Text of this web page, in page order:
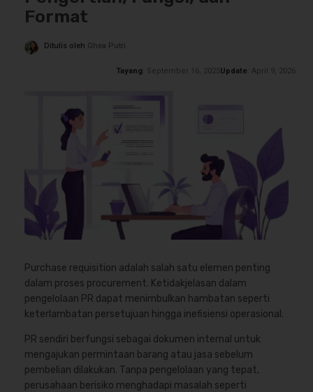
Format
Ditulis oleh Ghea Putri
Tayang : September 16, 2025Update : April 9, 2026
Purchase requisition adalah salah satu elemen penting
dalam proses procurement. Ketidakjelasan dalam
pengelolaan PR dapat menimbulkan hambatan seperti
keterlambatan persetujuan hingga inefisiensi operasional.
PR sendiri berfungsi sebagai dokumen internal untuk
mengajukan permintaan barang atau jasa sebelum
pembelian dilakukan. Tanpa pengelolaan yang tepat,
perusahaan berisiko menghadapi masalah seperti